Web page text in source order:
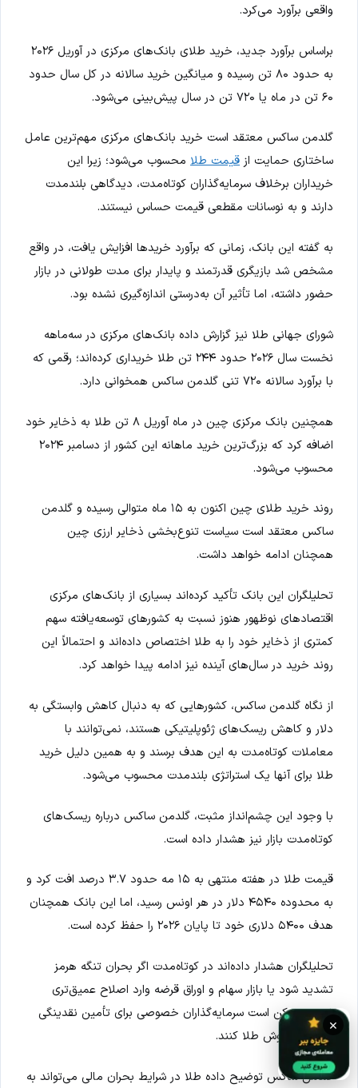
واقعی برآورد می‌کرد.
براساس برآورد جدید، خرید طلای بانک‌های مرکزی در آوریل ۲۰۲۶
به حدود ۸۰ تن رسیده و میانگین خرید سالانه در کل سال حدود
۶۰ تن در ماه یا ۷۲۰ تن در سال پیش‌بینی می‌شود.
گلدمن ساکس معتقد است خرید بانک‌های مرکزی مهم‌ترین عامل
ساختاری حمایت از قیمت طلا محسوب می‌شود؛ زیرا این
خریداران برخلاف سرمایه‌گذاران کوتاه‌مدت، دیدگاهی بلندمدت
دارند و به نوسانات مقطعی قیمت حساس نیستند.
به گفته این بانک، زمانی که برآورد خریدها افزایش یافت، در واقع
مشخص شد بازیگری قدرتمند و پایدار برای مدت طولانی در بازار
حضور داشته، اما تأثیر آن به‌درستی اندازه‌گیری نشده بود.
شورای جهانی طلا نیز گزارش داده بانک‌های مرکزی در سه‌ماهه
نخست سال ۲۰۲۶ حدود ۲۴۴ تن طلا خریداری کرده‌اند؛ رقمی که
با برآورد سالانه ۷۲۰ تنی گلدمن ساکس همخوانی دارد.
همچنین بانک مرکزی چین در ماه آوریل ۸ تن طلا به ذخایر خود
اضافه کرد که بزرگ‌ترین خرید ماهانه این کشور از دسامبر ۲۰۲۴
محسوب می‌شود.
روند خرید طلای چین اکنون به ۱۵ ماه متوالی رسیده و گلدمن
ساکس معتقد است سیاست تنوع‌بخشی ذخایر ارزی چین
همچنان ادامه خواهد داشت.
تحلیلگران این بانک تأکید کرده‌اند بسیاری از بانک‌های مرکزی
اقتصادهای نوظهور هنوز نسبت به کشورهای توسعه‌یافته سهم
کمتری از ذخایر خود را به طلا اختصاص داده‌اند و احتمالاً این
روند خرید در سال‌های آینده نیز ادامه پیدا خواهد کرد.
از نگاه گلدمن ساکس، کشورهایی که به دنبال کاهش وابستگی به
دلار و کاهش ریسک‌های ژئوپلیتیکی هستند، نمی‌توانند با
معاملات کوتاه‌مدت به این هدف برسند و به همین دلیل خرید
طلا برای آنها یک استراتژی بلندمدت محسوب می‌شود.
با وجود این چشم‌انداز مثبت، گلدمن ساکس درباره ریسک‌های
کوتاه‌مدت بازار نیز هشدار داده است.
قیمت طلا در هفته منتهی به ۱۵ مه حدود ۳.۷ درصد افت کرد و
به محدوده ۴۵۴۰ دلار در هر اونس رسید، اما این بانک همچنان
هدف ۵۴۰۰ دلاری خود تا پایان ۲۰۲۶ را حفظ کرده است.
تحلیلگران هشدار داده‌اند در کوتاه‌مدت اگر بحران تنگه هرمز
تشدید شود یا بازار سهام و اوراق قرضه وارد اصلاح عمیق‌تری
شوند، ممکن است سرمایه‌گذاران خصوصی برای تأمین نقدینگی
اقدام به فروش طلا کنند.
گلدمن ساکس توضیح داده طلا در شرایط بحران مالی می‌تواند به
×